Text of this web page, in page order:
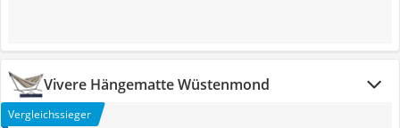
Vivere Hängematte Wüstenmond
Vergleichssieger